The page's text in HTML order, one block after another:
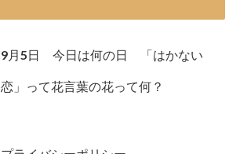
9月5日 今日は何の日 「はかない
恋」って花言葉の花って何？